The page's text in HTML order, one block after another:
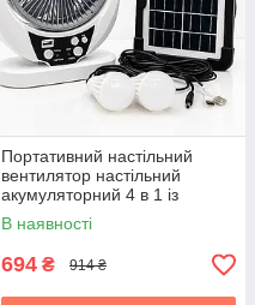
Портативний настільний
вентилятор настільний
акумуляторний 4 в 1 із
сонячною панеллю для
кемпінгу та дому
В наявності
694 ₴ 914 ₴